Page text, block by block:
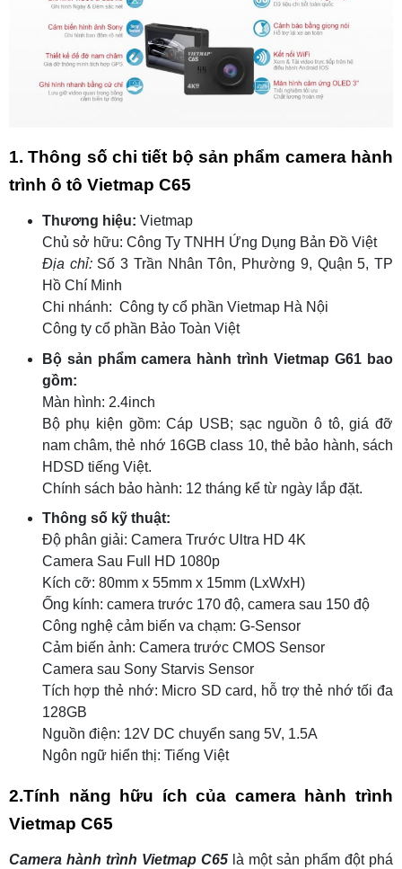
1. Thông số chi tiết bộ sản phẩm camera hành
trình ô tô Vietmap C65
Thương hiệu: Vietmap
Chủ sở hữu: Công Ty TNHH Ứng Dụng Bản Đồ Việt
Địa chỉ: Số 3 Trần Nhân Tôn, Phường 9, Quận 5, TP
Hồ Chí Minh
Chi nhánh: Công ty cổ phần Vietmap Hà Nội
Công ty cổ phần Bảo Toàn Việt
Bộ sản phẩm camera hành trình Vietmap G61 bao
gồm:
Màn hình: 2.4inch
Bộ phụ kiện gồm: Cáp USB; sạc nguồn ô tô, giá đỡ
nam châm, thẻ nhớ 16GB class 10, thẻ bảo hành, sách
HDSD tiếng Việt.
Chính sách bảo hành: 12 tháng kể từ ngày lắp đặt.
Thông số kỹ thuật:
Độ phân giải: Camera Trước Ultra HD 4K
Camera Sau Full HD 1080p
Kích cỡ: 80mm x 55mm x 15mm (LxWxH)
Ống kính: camera trước 170 độ, camera sau 150 độ
Công nghệ cảm biến va chạm: G-Sensor
Cảm biến ảnh: Camera trước CMOS Sensor
Camera sau Sony Starvis Sensor
Tích hợp thẻ nhớ: Micro SD card, hỗ trợ thẻ nhớ tối đa
128GB
Nguồn điện: 12V DC chuyển sang 5V, 1.5A
Ngôn ngữ hiển thị: Tiếng Việt
2.Tính năng hữu ích của camera hành trình
Vietmap C65
Camera hành trình Vietmap C65 là một sản phẩm đột phá